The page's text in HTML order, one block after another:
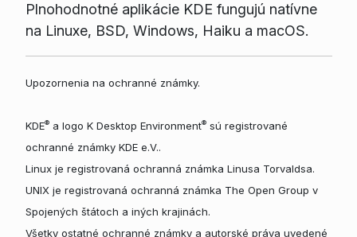
Plnohodnotné aplikácie KDE fungujú natívne
na Linuxe, BSD, Windows, Haiku a macOS.
Upozornenia na ochranné známky.
KDE®a logo K Desktop Environment®sú registrované
ochranné známky KDE e.V..
Linux je registrovaná ochranná známka Linusa Torvaldsa.
UNIX je registrovaná ochranná známka The Open Group v
Spojených štátoch a iných krajinách.
Všetky ostatné ochranné známky a autorské práva uvedené